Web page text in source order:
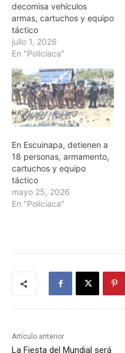
decomisa vehículos
armas, cartuchos y equipo
táctico
julio 1, 2026
En "Policiaca"
En Escuinapa, detienen a
18 personas, armamento,
cartuchos y equipo
táctico
mayo 25, 2026
En "Policiaca"
Artículo anterior
La Fiesta del Mundial será